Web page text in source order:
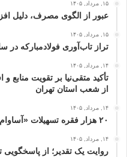
۱۵, مرداد, ۱۴۰۵
عبور از الگوی مصرف، دلیل
۱۵, مرداد, ۱۴۰۵
تراز تاب‌آوری فولادمبارکه در
۱۴, مرداد, ۱۴۰۵
تأکید متقی‌نیا بر تقویت منابع
از شعب استان تهران
۱۴, مرداد, ۱۴۰۵
۲۰ هزار فقره تسهیلات «آساوام» اقتصادنوین پرداخت شد
۱۴, مرداد, ۱۴۰۵
روایت یک تقدیر؛ از پاسخگویی